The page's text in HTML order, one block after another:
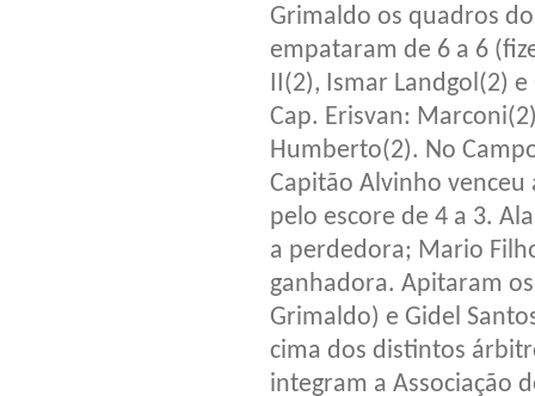
Grimaldo os quadros
empataram de 6 a 6
II(2), Ismar Landgol(2)
Cap. Erisvan:
Humberto(2). No
Capitão Alvinho
pelo escore de 4 a 3.
a perdedora; Mario
ganhadora. Apitaram
Grimaldo) e Gidel
cima dos distintos
integram a Associação